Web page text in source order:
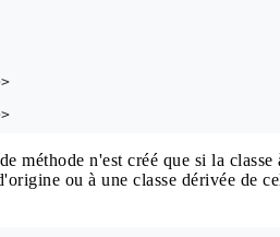
méthode n'est créé que si la classe
ou à une classe dérivée de